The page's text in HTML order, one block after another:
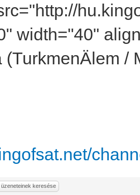
width="40"
(TurkmenÄlem /
keresése